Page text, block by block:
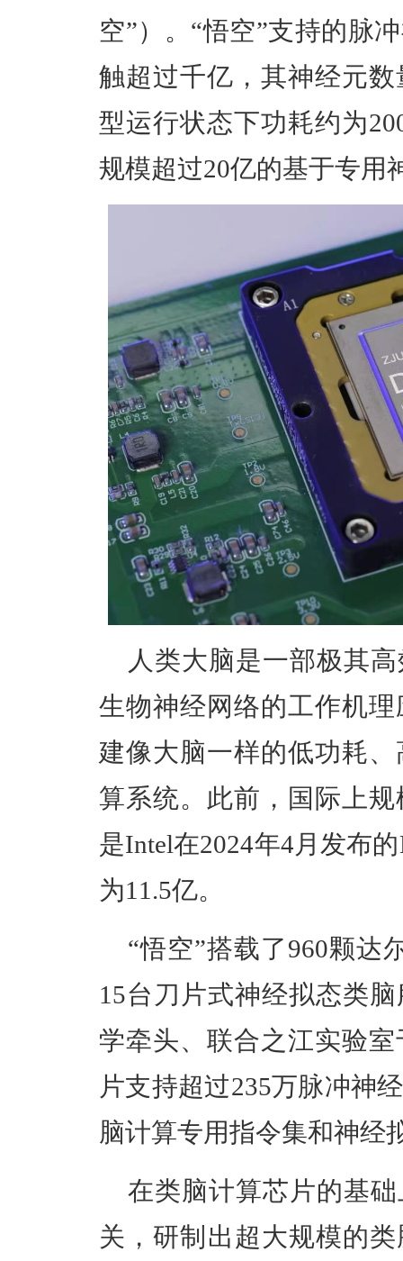
空”）。“悟空”支持的脉
触超过千亿，其神经元
型运行状态下功耗约为
规模超过20亿的基于专用
人类大脑是一部极其
生物神经网络的工作机
建像大脑一样的低功耗
算系统。此前，国际上
是Intel在2024年4月发布
为11.5亿。
“悟空”搭载了960颗达
15台刀片式神经拟态类
学牵头、联合之江实验
片支持超过235万脉冲神
脑计算专用指令集和神经
在类脑计算芯片的基
关，研制出超大规模的